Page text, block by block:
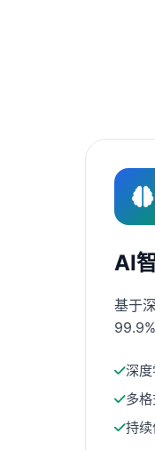
AI
基于
深
多
持